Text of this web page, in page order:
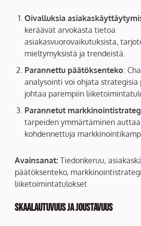
Oivalluksia
keräävät arvokasta tietoa
asiakasvuorovaikutuksista,
mieltymyksistä ja trendeistä.
Parannettu päätöksenteko:
analysointi voi ohjata strategisia
johtaa parempiin
Parannetut
tarpeiden ymmärtäminen
kohdennettuja
Avainsanat: Tiedonkeruu,
päätöksenteko,
liiketoimintatulokset
Skaalautuvuus ja joustavuus